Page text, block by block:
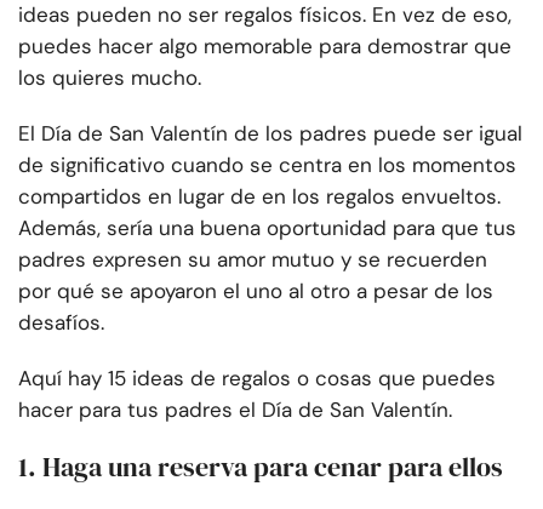
ideas pueden no ser regalos físicos. En vez de eso,
puedes hacer algo memorable para demostrar que
los quieres mucho.
El Día de San Valentín de los padres puede ser igual
de significativo cuando se centra en los momentos
compartidos en lugar de en los regalos envueltos.
Además, sería una buena oportunidad para que tus
padres expresen su amor mutuo y se recuerden
por qué se apoyaron el uno al otro a pesar de los
desafíos.
Aquí hay 15 ideas de regalos o cosas que puedes
hacer para tus padres el Día de San Valentín.
1. Haga una reserva para cenar para ellos